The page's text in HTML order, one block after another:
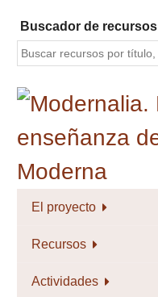
contenido
principal
Buscador de recursos
El proyecto
Recursos
Actividades